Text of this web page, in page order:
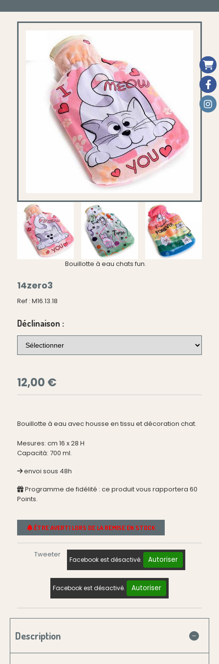
Bouillotte à eau chats fun.
14zero3
Ref : M16.13.18
Déclinaison :
12,00 €
Bouillotte à eau avec housse en tissu et décoration chat.
Mesures: cm 16 x 28 H
Capacità: 700 ml.
envoi sous 48h
Programme de fidélité : ce produit vous rapportera 60
Points.
ÊTRE AVERTI LORS DE LA REMISE EN STOCK
Tweeter
Facebook est désactivé. Autoriser
Facebook est désactivé. Autoriser
Description